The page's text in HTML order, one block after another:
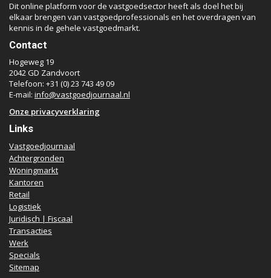
Dit online platform voor de vastgoedsector heeft als doel het bij
elkaar brengen van vastgoedprofessionals en het overdragen van
kennis in de gehele vastgoedmarkt.
Contact
Hogeweg 19
2042 GD Zandvoort
Telefoon: +31 (0) 23 743 49 09
E-mail: info@vastgoedjournaal.nl
Onze privacyverklaring
Links
Vastgoedjournaal
Achtergronden
Woningmarkt
Kantoren
Retail
Logistiek
Juridisch | Fiscaal
Transacties
Werk
Specials
Sitemap